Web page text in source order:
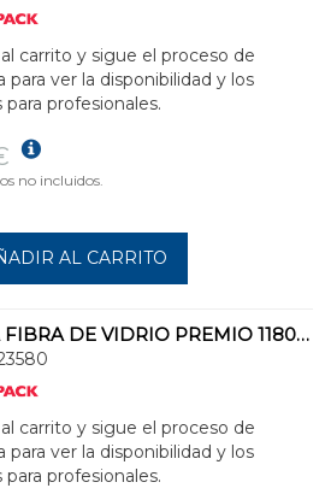
carrito y sigue el proceso de
para ver la disponibilidad y los
para profesionales.
no incluidos.
AL CARRITO
CINTA FIBRA DE VIDRIO PREMIO 1180 25mmx33m 0,18mm BLANCO
carrito y sigue el proceso de
para ver la disponibilidad y los
para profesionales.